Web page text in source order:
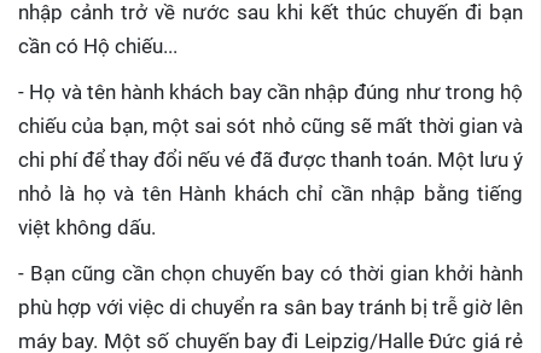
nhập cảnh trở về nước sau khi kết thúc chuyến đi bạn
cần có Hộ chiếu...
- Họ và tên hành khách bay cần nhập đúng như trong hộ
chiếu của bạn, một sai sót nhỏ cũng sẽ mất thời gian và
chi phí để thay đổi nếu vé đã được thanh toán. Một lưu ý
nhỏ là họ và tên Hành khách chỉ cần nhập bằng tiếng
việt không dấu.
- Bạn cũng cần chọn chuyến bay có thời gian khởi hành
phù hợp với việc di chuyển ra sân bay tránh bị trễ giờ lên
máy bay. Một số chuyến bay đi Leipzig/Halle Đức giá rẻ